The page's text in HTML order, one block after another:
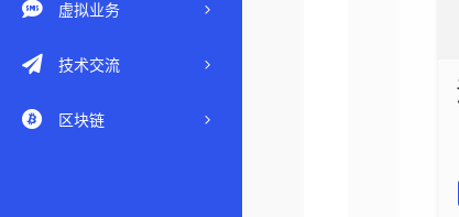
虚拟业务
技术交流
区块链